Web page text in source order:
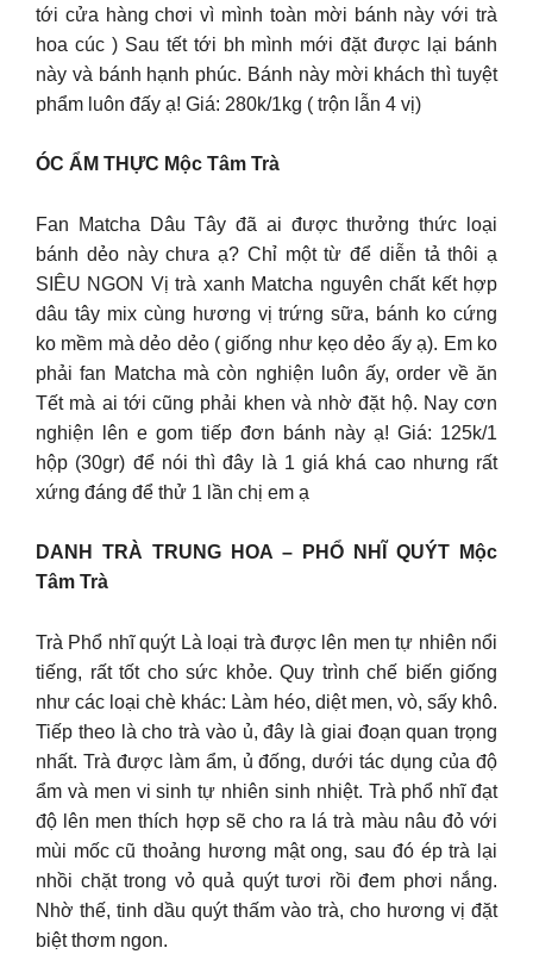
tới cửa hàng chơi vì mình toàn mời bánh này với trà
hoa cúc ) Sau tết tới bh mình mới đặt được lại bánh
này và bánh hạnh phúc. Bánh này mời khách thì tuyệt
phẩm luôn đấy ạ! Giá: 280k/1kg ( trộn lẫn 4 vị)
ÓC ẨM THỰC Mộc Tâm Trà
Fan Matcha Dâu Tây đã ai được thưởng thức loại
bánh dẻo này chưa ạ? Chỉ một từ để diễn tả thôi ạ
SIÊU NGON Vị trà xanh Matcha nguyên chất kết hợp
dâu tây mix cùng hương vị trứng sữa, bánh ko cứng
ko mềm mà dẻo dẻo ( giống như kẹo dẻo ấy ạ). Em ko
phải fan Matcha mà còn nghiện luôn ấy, order về ăn
Tết mà ai tới cũng phải khen và nhờ đặt hộ. Nay cơn
nghiện lên e gom tiếp đơn bánh này ạ! Giá: 125k/1
hộp (30gr) để nói thì đây là 1 giá khá cao nhưng rất
xứng đáng để thử 1 lần chị em ạ
DANH TRÀ TRUNG HOA – PHỔ NHĨ QUÝT Mộc
Tâm Trà
Trà Phổ nhĩ quýt Là loại trà được lên men tự nhiên nổi
tiếng, rất tốt cho sức khỏe. Quy trình chế biến giống
như các loại chè khác: Làm héo, diệt men, vò, sấy khô.
Tiếp theo là cho trà vào ủ, đây là giai đoạn quan trọng
nhất. Trà được làm ẩm, ủ đống, dưới tác dụng của độ
ẩm và men vi sinh tự nhiên sinh nhiệt. Trà phổ nhĩ đạt
độ lên men thích hợp sẽ cho ra lá trà màu nâu đỏ với
mùi mốc cũ thoảng hương mật ong, sau đó ép trà lại
nhồi chặt trong vỏ quả quýt tươi rồi đem phơi nắng.
Nhờ thế, tinh dầu quýt thấm vào trà, cho hương vị đặt
biệt thơm ngon.